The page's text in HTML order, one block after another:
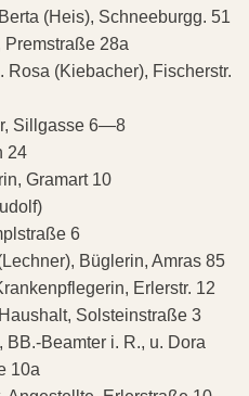
(Heis), Schneeburgg. 51
28a
(Kiebacher), Fischerstr.
Sillgasse 6—8
24
Gramart 10
6
Büglerin, Amras 85
Erlerstr. 12
Solsteinstraße 3
BB.-Beamter i. R., u. Dora
10a